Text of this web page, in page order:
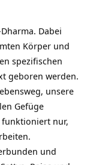
Dabei
Körper und
spezifischen
geboren werden.
unsere
Gefüge
funktioniert nur,
und